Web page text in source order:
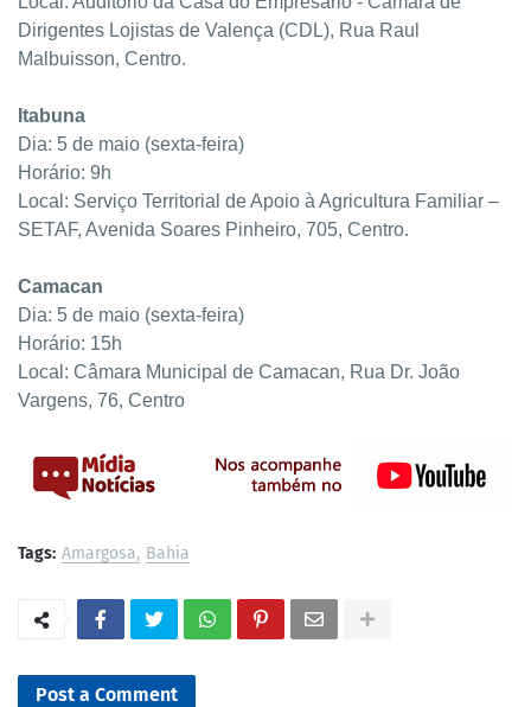
Dirigentes Lojistas de Valença (CDL), Rua Raul
Malbuisson, Centro.
Itabuna
Dia: 5 de maio (sexta-feira)
Horário: 9h
Local: Serviço Territorial de Apoio à Agricultura Familiar –
SETAF, Avenida Soares Pinheiro, 705, Centro.
Camacan
Dia: 5 de maio (sexta-feira)
Horário: 15h
Local: Câmara Municipal de Camacan, Rua Dr. João
Vargens, 76, Centro
Tags: Amargosa Bahia
Post a Comment